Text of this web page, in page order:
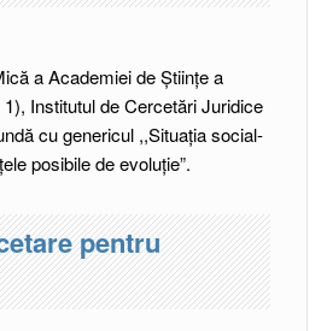
a Academiei de Ştiinţe a
Institutul de Cercetări Juridice
cu genericul ,,Situaţia social-
posibile de evoluție”.
pentru